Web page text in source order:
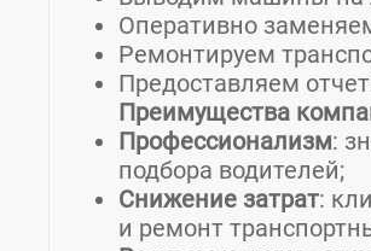
Оперативно
Ремонтируем
Предоставляем
Преимущества
Профессионализм:
подбора водителей;
Снижение затрат:
и ремонт